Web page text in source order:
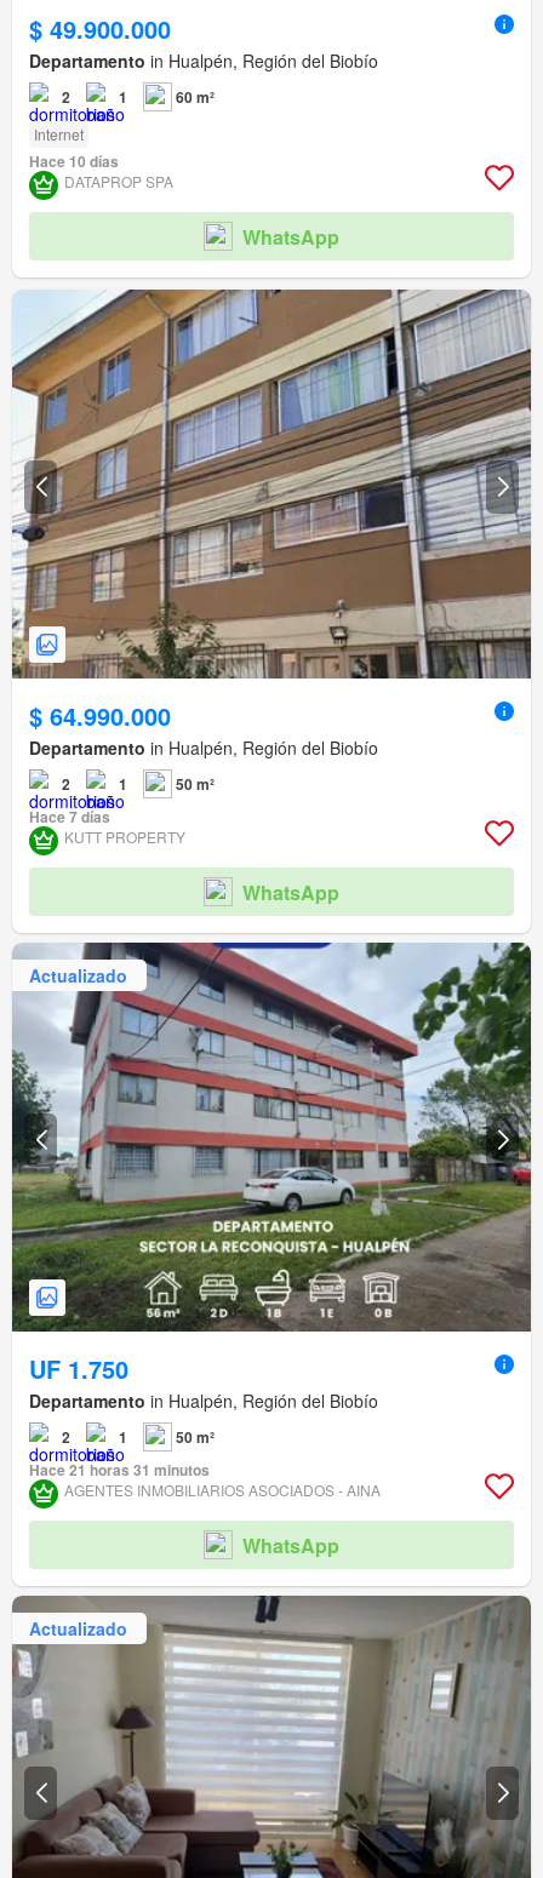
$ 49.900.000
Departamento in Hualpén, Región del Biobío
2 1 60 m²
Internet
Hace 10 días
DATAPROP SPA
WhatsApp
$ 64.990.000
Departamento in Hualpén, Región del Biobío
2 1
50 m²
Hace 7 días
KUTT PROPERTY
WhatsApp
Actualizado
UF 1.750
Departamento in Hualpén, Región del Biobío
2 1
50 m²
Hace 21 horas 31 minutos
AGENTES INMOBILIARIOS ASOCIADOS - AINA
WhatsApp
Actualizado